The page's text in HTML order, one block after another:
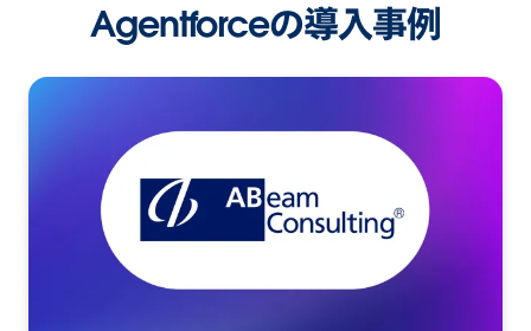
Agentforceの導入事例